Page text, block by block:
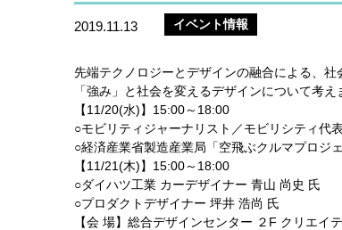
2019.11.13 イベント情報
先端テクノロジーとデザインの融合による、
「強み」と社会を変えるデザインについて考え
【11/20(水)】15:00～18:00
○モビリティジャーナリスト／モビリシティ代
○経済産業省製造産業局「空飛ぶクルマプロ
【11/21(木)】15:00～18:00
○ダイハツ工業 カーデザイナー 青山 尚史 氏
○プロダクトデザイナー 坪井 浩尚 氏
【会 場】総合デザインセンター ２F クリエイ